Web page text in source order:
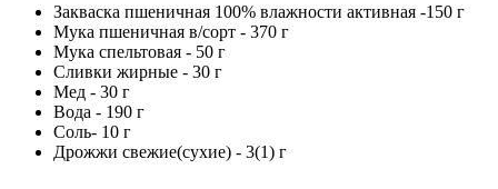
Закваска пшеничная 100% влажности активная -150 г
Мука пшеничная в/сорт - 370 г
Мука спельтовая - 50 г
Сливки жирные - 30 г
Мед - 30 г
Вода - 190 г
Соль- 10 г
Дрожжи свежие(сухие) - 3(1) г